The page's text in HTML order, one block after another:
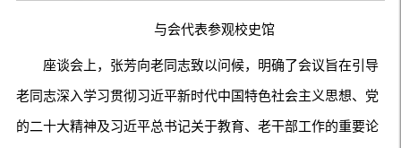
与会代表参观校史馆
座谈会上，张芳向老同志致以问候，明确了会议旨在引导
老同志深入学习贯彻习近平新时代中国特色社会主义思想、党
的二十大精神及习近平总书记关于教育、老干部工作的重要论